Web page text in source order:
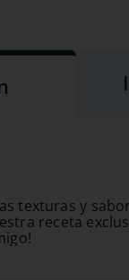
texturas y
receta